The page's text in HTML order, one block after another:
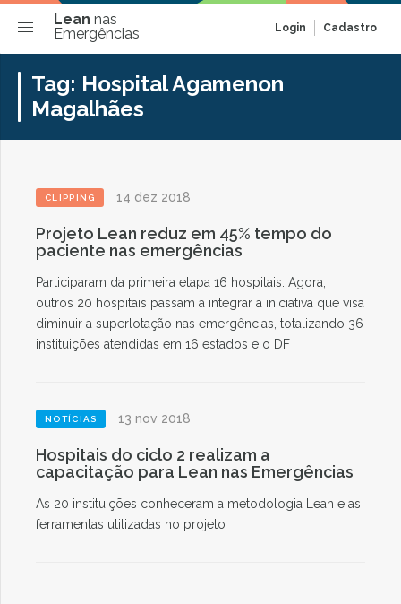
Lean nas
Emergências
Login Cadastro
Tag: Hospital Agamenon
Magalhães
CLIPPING 14 dez 2018
Projeto Lean reduz em 45% tempo do
paciente nas emergências
Participaram da primeira etapa 16 hospitais. Agora,
outros 20 hospitais passam a integrar a iniciativa que visa
diminuir a superlotação nas emergências, totalizando 36
instituições atendidas em 16 estados e o DF
NOTÍCIAS 13 nov 2018
Hospitais do ciclo 2 realizam a
capacitação para Lean nas Emergências
As 20 instituições conheceram a metodologia Lean e as
ferramentas utilizadas no projeto